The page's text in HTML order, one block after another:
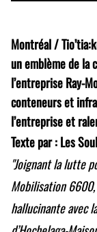
Montréal /
un emblème de la
l’entreprise Ray-
conteneurs et
l’entreprise et
Texte par : Les
"Joignant la lutte
Mobilisation
hallucinante avec